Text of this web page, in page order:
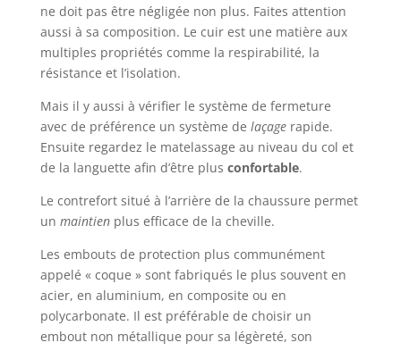
ne doit pas être négligée non plus. Faites attention
aussi à sa composition. Le cuir est une matière aux
multiples propriétés comme la respirabilité, la
résistance et l’isolation.
Mais il y aussi à vérifier le système de fermeture
avec de préférence un système de laçagerapide.
Ensuite regardez le matelassage au niveau du col et
de la languette afin d’être plus confortable.
Le contrefort situé à l’arrière de la chaussure permet
un maintienplus efficace de la cheville.
Les embouts de protection plus communément
appelé « coque » sont fabriqués le plus souvent en
acier, en aluminium, en composite ou en
polycarbonate. Il est préférable de choisir un
embout non métallique pour sa légèreté, son